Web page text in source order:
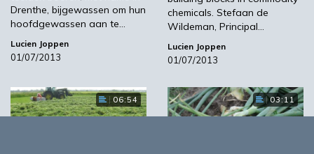
Drenthe, bijgewassen om hun
hoofdgewassen aan te…
Lucien Joppen
01/07/2013
chemicals. Stefaan de
Wildeman, Principal…
Lucien Joppen
01/07/2013
06:54 03:11